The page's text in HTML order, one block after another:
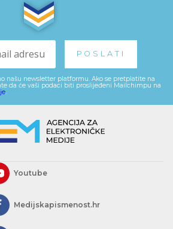
našu newsletter platformu. Ako se pretplatite na
da će vaši podaci biti proslijeđeni Mailchimpu na
Youtube
Medijskapismenost.hr